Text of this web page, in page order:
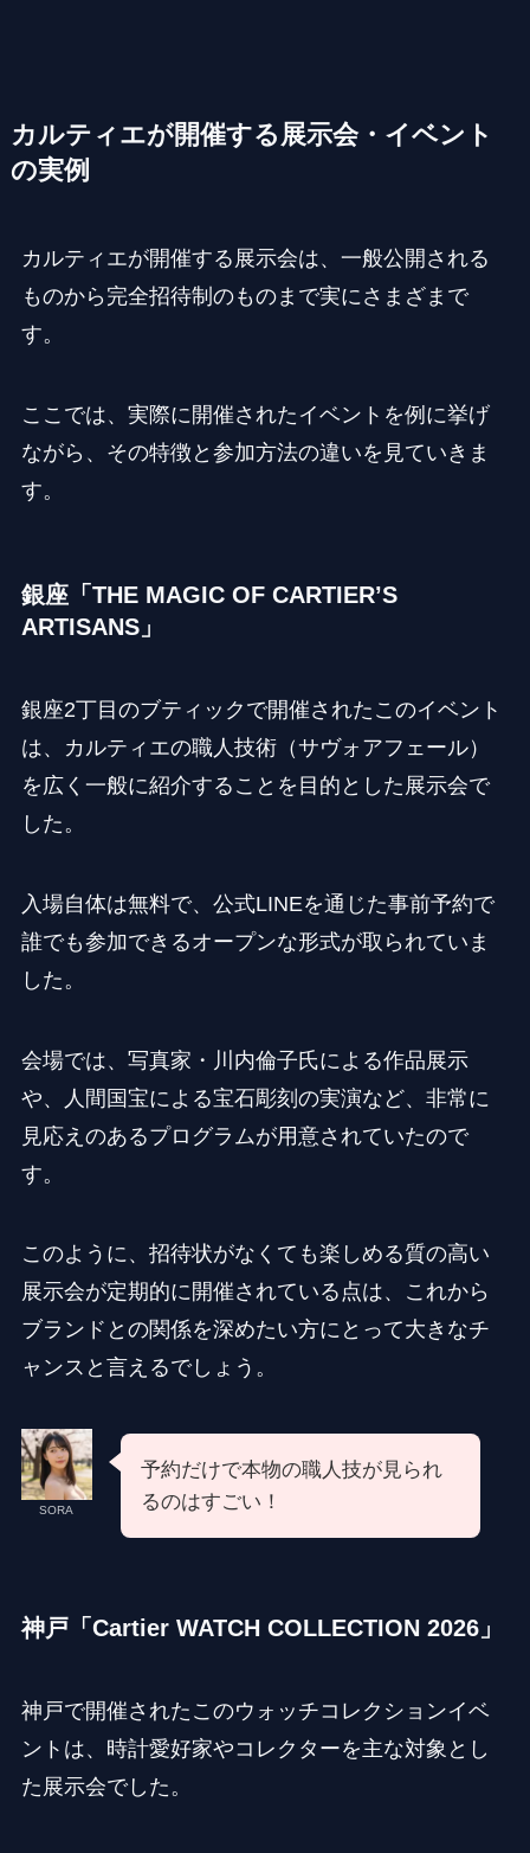
カルティエが開催する展示会・イベント
の実例
カルティエが開催する展示会は、一般公開される
ものから完全招待制のものまで実にさまざまで
す。
ここでは、実際に開催されたイベントを例に挙げ
ながら、その特徴と参加方法の違いを見ていきま
す。
銀座「THE MAGIC OF CARTIER’S
ARTISANS」
銀座2丁目のブティックで開催されたこのイベント
は、カルティエの職人技術（サヴォアフェール）
を広く一般に紹介することを目的とした展示会で
した。
入場自体は無料で、公式LINEを通じた事前予約で
誰でも参加できるオープンな形式が取られていま
した。
会場では、写真家・川内倫子氏による作品展示
や、人間国宝による宝石彫刻の実演など、非常に
見応えのあるプログラムが用意されていたので
す。
このように、招待状がなくても楽しめる質の高い
展示会が定期的に開催されている点は、これから
ブランドとの関係を深めたい方にとって大きなチ
ャンスと言えるでしょう。
SORA
予約だけで本物の職人技が見られ
るのはすごい！
神戸「Cartier WATCH COLLECTION 2026」
神戸で開催されたこのウォッチコレクションイベ
ントは、時計愛好家やコレクターを主な対象とし
た展示会でした。